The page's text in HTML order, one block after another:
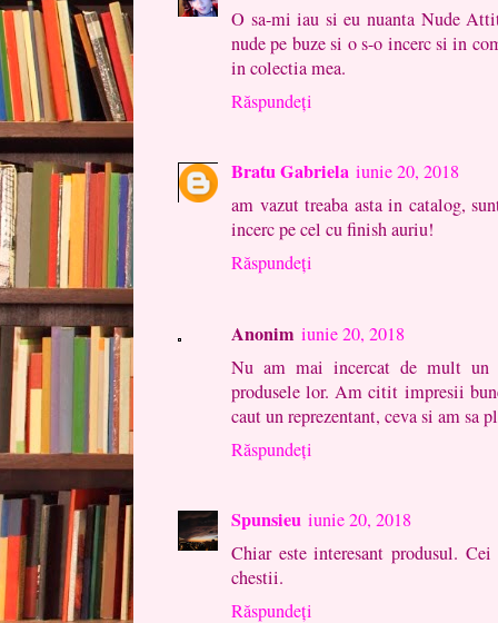
O sa-mi iau si eu nuanta Nude
nude pe buze si o s-o incerc si in
in colectia mea.
Răspundeți
Bratu Gabriela iunie 20, 2018
am vazut treaba asta in catalog,
incerc pe cel cu finish auriu!
Răspundeți
Anonim iunie 20, 2018
Nu am mai incercat de mult un
produsele lor. Am citit impresii
caut un reprezentant, ceva si am sa
Răspundeți
Spunsieu iunie 20, 2018
Chiar este interesant produsul.
chestii.
Răspundeți